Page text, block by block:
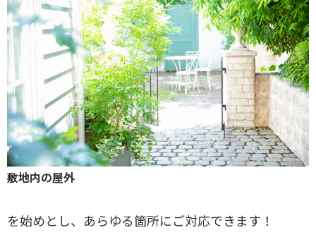
敷地内の屋外
を始めとし、あらゆる箇所にご対応できます！